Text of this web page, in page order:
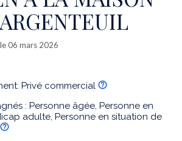
06 mars 2026
Privé commercial
: Personne âgée, Personne en
adulte, Personne en situation de